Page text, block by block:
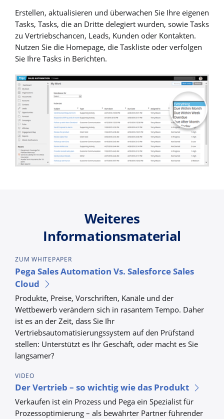
Erstellen, aktualisieren und überwachen Sie Ihre eigenen
Tasks, Tasks, die an Dritte delegiert wurden, sowie Tasks
zu Vertriebschancen, Leads, Kunden oder Kontakten.
Nutzen Sie die Homepage, die Taskliste oder verfolgen
Sie Ihre Tasks in Berichten.
Weiteres
Informationsmaterial
ZUM WHITEPAPER
Pega Sales Automation Vs. Salesforce Sales
Cloud
Produkte, Preise, Vorschriften, Kanäle und der
Wettbewerb verändern sich in rasantem Tempo. Daher
ist es an der Zeit, dass Sie Ihr
Vertriebsautomatisierungssystem auf den Prüfstand
stellen: Unterstützt es Ihr Geschäft, oder macht es Sie
langsamer?
VIDEO
Der Vertrieb – so wichtig wie das Produkt
Verkaufen ist ein Prozess und Pega ein Spezialist für
Prozessoptimierung – als bewährter Partner führender